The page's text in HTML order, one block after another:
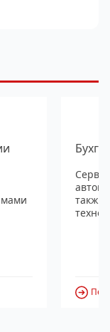
также